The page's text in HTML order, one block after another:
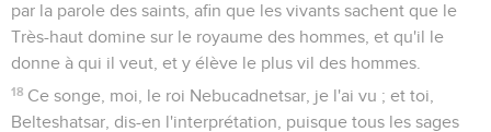
par la parole des saints, afin que les vivants sachent que le
Très-haut domine sur le royaume des hommes, et qu'il le
donne à qui il veut, et y élève le plus vil des hommes.
18 Ce songe, moi, le roi Nebucadnetsar, je l'ai vu ; et toi,
Belteshatsar, dis-en l'interprétation, puisque tous les sages